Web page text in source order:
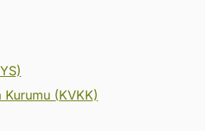
Kurumu (KVKK)